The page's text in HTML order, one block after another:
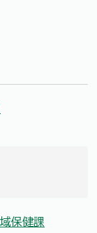
保健課